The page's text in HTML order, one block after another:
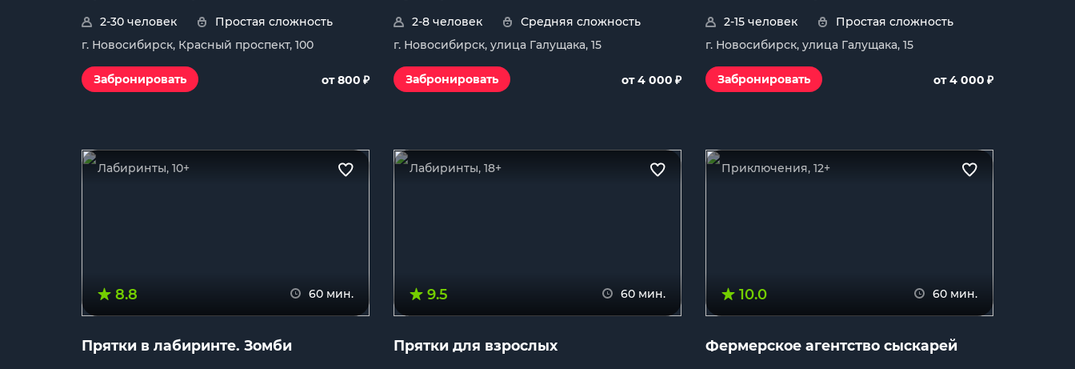
2-30 человек
Простая сложность
г. Новосибирск, Красный проспект, 100
Забронировать от 800 ₽
2-8 человек
Средняя сложность
г. Новосибирск, улица Галущака, 15
Забронировать от 4 000 ₽
2-15 человек
Простая сложность
г. Новосибирск, улица Галущака, 15
Забронировать от 4 000 ₽
Лабиринты, 10+
8.8 60 мин.
Прятки в лабиринте. Зомби
Лабиринты, 18+
9.5 60 мин.
Прятки для взрослых
Приключения, 12+
10.0 60 мин.
Фермерское агентство сыскарей